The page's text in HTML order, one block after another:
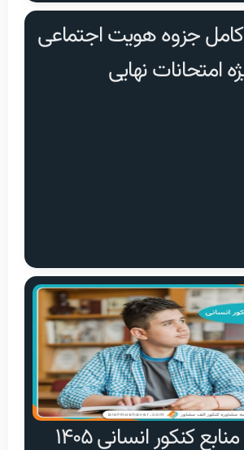
جزوه هویت اجتماعی
امتحانات نهایی
کنکور انسانی ۱۴۰۵